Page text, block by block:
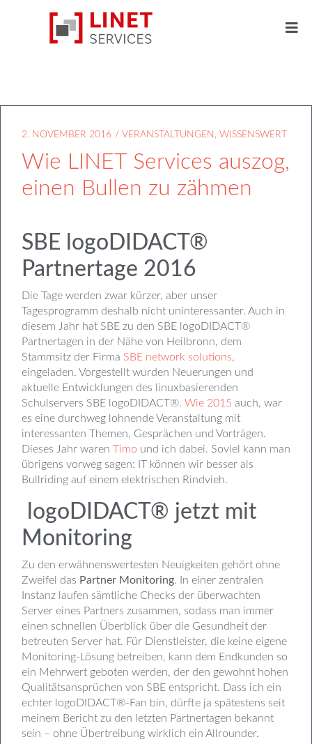
2. NOVEMBER 2016 / VERANSTALTUNGEN , WISSENSWERT
Wie LINET Services auszog,
einen Bullen zu zähmen
SBE logoDIDACT®
Partnertage 2016
Die Tage werden zwar kürzer, aber unser
Tagesprogramm deshalb nicht uninteressanter. Auch in
diesem Jahr hat SBE zu den SBE logoDIDACT®
Partnertagen in der Nähe von Heilbronn, dem
Stammsitz der Firma SBE network solutions,
eingeladen. Vorgestellt wurden Neuerungen und
aktuelle Entwicklungen des linuxbasierenden
Schulservers SBE logoDIDACT®. Wie 2015 auch, war
es eine durchweg lohnende Veranstaltung mit
interessanten Themen, Gesprächen und Vorträgen.
Dieses Jahr waren Timo und ich dabei. Soviel kann man
übrigens vorweg sagen: IT können wir besser als
Bullriding auf einem elektrischen Rindvieh.
logoDIDACT® jetzt mit
Monitoring
Zu den erwähnenswertesten Neuigkeiten gehört ohne
Zweifel das Partner Monitoring. In einer zentralen
Instanz laufen sämtliche Checks der überwachten
Server eines Partners zusammen, sodass man immer
einen schnellen Überblick über die Gesundheit der
betreuten Server hat. Für Dienstleister, die keine eigene
Monitoring-Lösung betreiben, kann dem Endkunden so
ein Mehrwert geboten werden, der den gewohnt hohen
Qualitätsansprüchen von SBE entspricht. Dass ich ein
echter logoDIDACT®-Fan bin, dürfte ja spätestens seit
meinem Bericht zu den letzten Partnertagen bekannt
sein – ohne Übertreibung wirklich ein Allrounder.